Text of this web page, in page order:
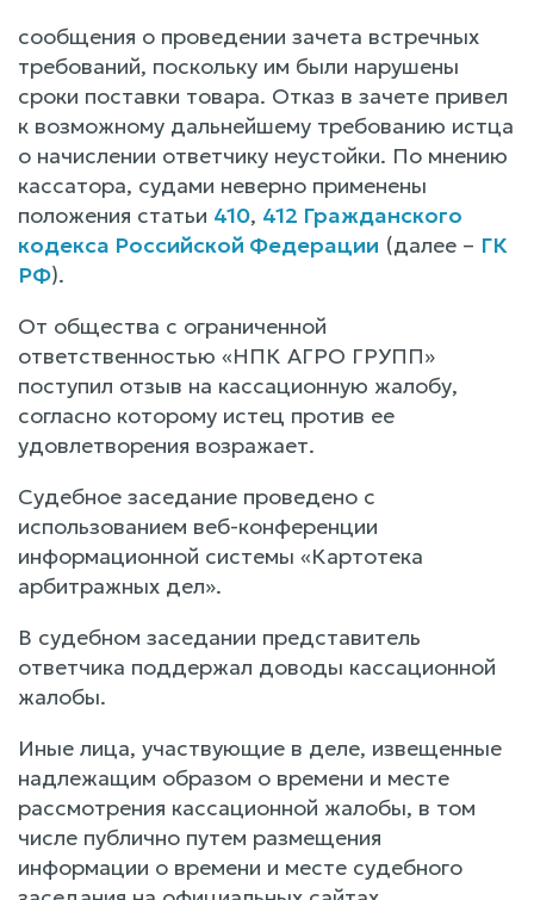
сообщения о проведении зачета встречных
требований, поскольку им были нарушены
сроки поставки товара. Отказ в зачете привел
к возможному дальнейшему требованию истца
о начислении ответчику неустойки. По мнению
кассатора, судами неверно применены
положения статьи 410, 412 Гражданского
кодекса Российской Федерации (далее – ГК
РФ).
От общества с ограниченной
ответственностью «НПК АГРО ГРУПП»
поступил отзыв на кассационную жалобу,
согласно которому истец против ее
удовлетворения возражает.
Судебное заседание проведено с
использованием веб-конференции
информационной системы «Картотека
арбитражных дел».
В судебном заседании представитель
ответчика поддержал доводы кассационной
жалобы.
Иные лица, участвующие в деле, извещенные
надлежащим образом о времени и месте
рассмотрения кассационной жалобы, в том
числе публично путем размещения
информации о времени и месте судебного